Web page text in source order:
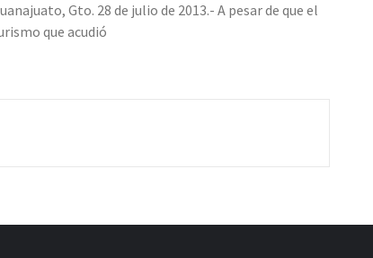
Gto. 28 de julio de 2013.- A pesar de que el
que acudió